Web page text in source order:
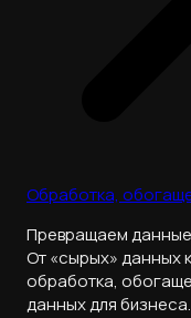
Обработка,
Превращаем данные
От «сырых» данных
обработка,
данных для бизнеса.